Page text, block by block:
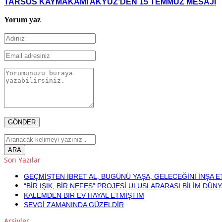
Yorum yaz
Son Yazılar
GEÇMİŞTEN İBRET AL, BUGÜNÜ YAŞA, GELECEĞİNİ İNŞA
“BİR IŞIK, BİR NEFES” PROJESİ ULUSLARARASI BİLİM
KALEMDEN BİR EV HAYAL ETMİŞTİM
SEVGİ ZAMANINDA GÜZELDİR